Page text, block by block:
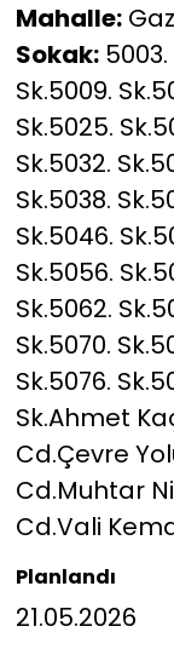
Mahalle:
Sokak:5003.
Sk.5009.
Sk.5025.
Sk.5032.
Sk.5038.
Sk.5046.
Sk.5056.
Sk.5062.
Sk.5070.
Sk.5076.
Sk.Ahmet
Cd.Çevre
Cd.Muhtar
Cd.Vali
Planlandı
21.05.2026